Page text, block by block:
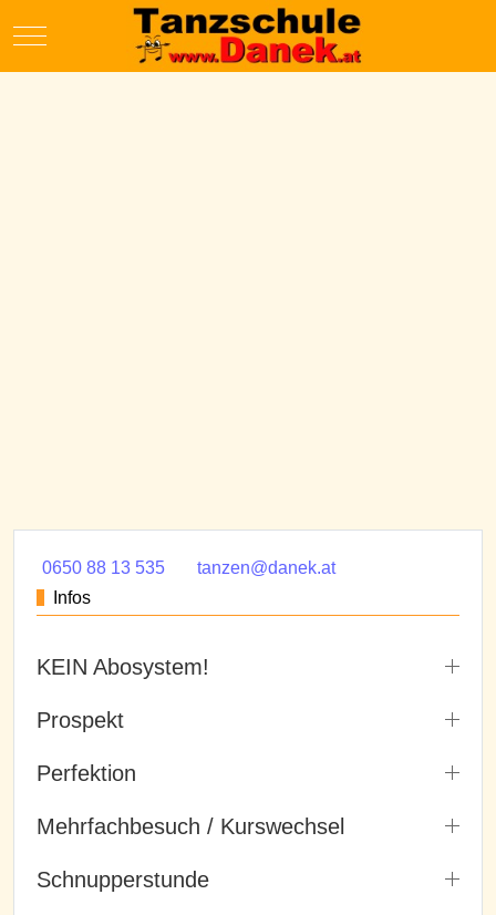
Mobile Menu Toggle
0650 88 13 535
tanzen@danek.at
Infos
KEIN Abosystem!
Prospekt
Perfektion
Mehrfachbesuch / Kurswechsel
Schnupperstunde